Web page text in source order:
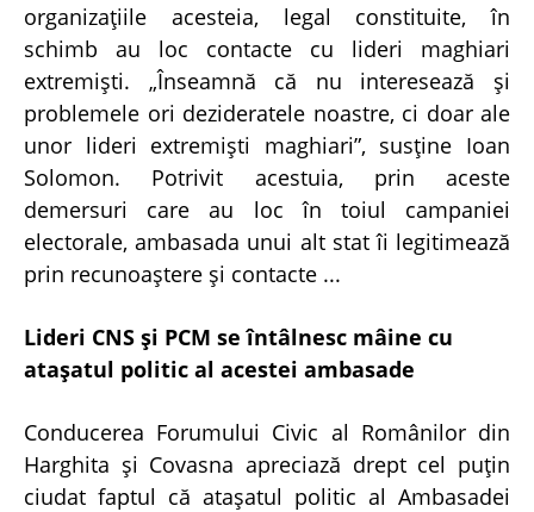
organizaţiile acesteia, legal constituite, în
schimb au loc contacte cu lideri maghiari
extremişti. „Înseamnă că nu interesează şi
problemele ori dezideratele noastre, ci doar ale
unor lideri extremişti maghiari”, susţine Ioan
Solomon. Potrivit acestuia, prin aceste
demersuri care au loc în toiul campaniei
electorale, ambasada unui alt stat îi legitimează
prin recunoaştere şi contacte ...
Lideri CNS şi PCM se întâlnesc mâine cu
ataşatul politic al acestei ambasade
Conducerea Forumului Civic al Românilor din
Harghita şi Covasna apreciază drept cel puţin
ciudat faptul că ataşatul politic al Ambasadei